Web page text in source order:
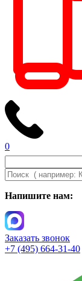
0
Напишите нам:
Заказать звонок
+7 (495) 664-31-40